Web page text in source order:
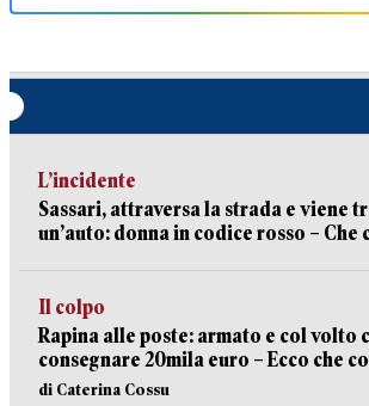
L’incidente
Sassari, attraversa la strada e viene
un’auto: donna in codice rosso – Che
Il colpo
Rapina alle poste: armato e col volto
consegnare 20mila euro – Ecco che
di Caterina Cossu